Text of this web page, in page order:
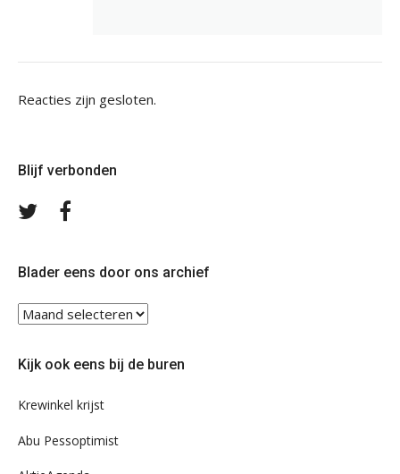
Reacties zijn gesloten.
Blijf verbonden
Volg
Blader eens door ons archief
Blader
ons
Kijk ook eens bij de buren
Krewinkel krijst
Abu Pessoptimist